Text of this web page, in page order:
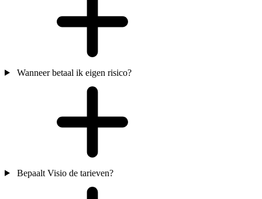
Wanneer betaal ik eigen risico?
Bepaalt Visio de tarieven?